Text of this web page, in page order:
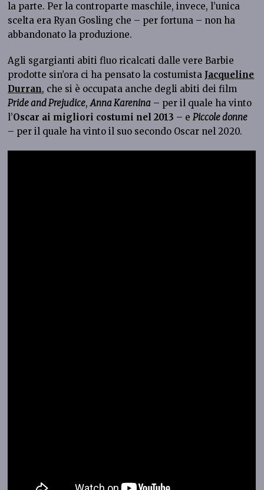
la parte. Per la controparte maschile, invece, l’unica
scelta era Ryan Gosling che – per fortuna – non ha
abbandonato la produzione.
Agli sgargianti abiti fluo ricalcati dalle vere Barbie
prodotte sin’ora ci ha pensato la costumista Jacqueline
Durran, che si è occupata anche degli abiti dei film
Pride and Prejudice,Anna Karenina – per il quale ha vinto
l’Oscar ai migliori costumi nel 2013 – ePiccole donne
– per il quale ha vinto il suo secondo Oscar nel 2020.